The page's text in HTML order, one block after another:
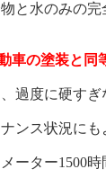
のみの完全
車の塗装と同
に硬すぎな
状況にもよ
ー1500時間